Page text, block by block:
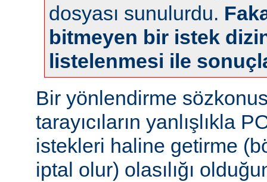
dosyası sunulurdu.
bitmeyen bir istek
listelenmesi ile
Bir yönlendirme
tarayıcıların yanlışlıkla
istekleri haline getirme
iptal olur) olasılığı